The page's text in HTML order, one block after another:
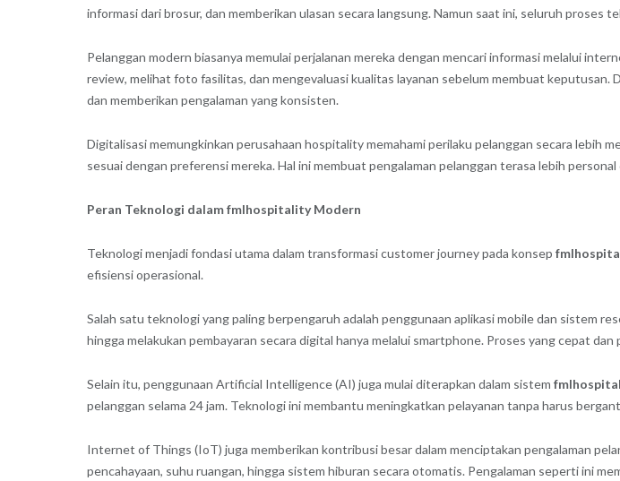
informasi dari brosur, dan memberikan ulasan secara langsung. Namun saat ini, seluruh proses
Pelanggan modern biasanya memulai perjalanan mereka dengan mencari informasi melalui
review, melihat foto fasilitas, dan mengevaluasi kualitas layanan sebelum membuat keputusan.
dan memberikan pengalaman yang konsisten.
Digitalisasi memungkinkan perusahaan hospitality memahami perilaku pelanggan secara lebih
sesuai dengan preferensi mereka. Hal ini membuat pengalaman pelanggan terasa lebih
Peran Teknologi dalam fmlhospitality Modern
Teknologi menjadi fondasi utama dalam transformasi customer journey pada konsep
efisiensi operasional.
Salah satu teknologi yang paling berpengaruh adalah penggunaan aplikasi mobile dan sistem
hingga melakukan pembayaran secara digital hanya melalui smartphone. Proses yang cepat
Selain itu, penggunaan Artificial Intelligence (AI) juga mulai diterapkan dalam sistem
pelanggan selama 24 jam. Teknologi ini membantu meningkatkan pelayanan tanpa harus
Internet of Things (IoT) juga memberikan kontribusi besar dalam menciptakan pengalaman
pencahayaan, suhu ruangan, hingga sistem hiburan secara otomatis. Pengalaman seperti ini